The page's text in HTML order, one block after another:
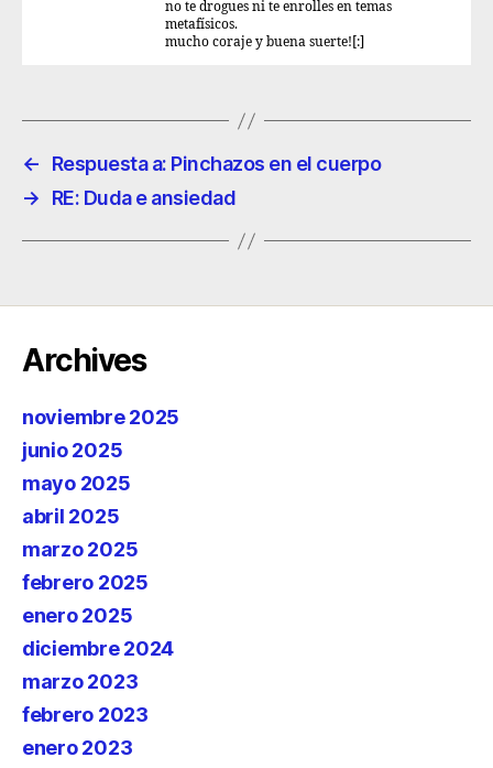
no te drogues ni te enrolles en temas
metafísicos.
mucho coraje y buena suerte![:]
←
Respuesta a: Pinchazos en el cuerpo
→
RE: Duda e ansiedad
Archives
noviembre 2025
junio 2025
mayo 2025
abril 2025
marzo 2025
febrero 2025
enero 2025
diciembre 2024
marzo 2023
febrero 2023
enero 2023